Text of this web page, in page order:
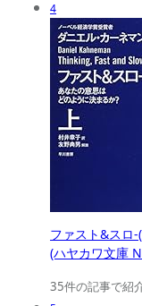
4
ファスト&スロ
(ハヤカワ文庫
35件の記事で紹